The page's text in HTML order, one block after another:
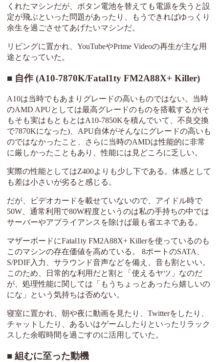
くれたマシンだが、ボタン電池を替えても電源を失うと設
定が飛ぶといった問題があったり、もうできればゆっくり
余生を過ごさせてあげたいマシンだ。
リビングに置かれ、YouTubeやPrime Videoの再生が主な用
途となっていた。
自作 (A10-7870K/Fatal1ty FM2A88X+ Killer)
A10は当時でもあまりグレードの高いものではない。当時
のAMD APUとしては最高グレードのものを搭載するが(そ
もそも実はもともとはA10-7850Kを積んでいて、不良交換
で7870Kになった)、APU自体がそんなにグレードの高いも
のではなかったこと、さらに当時のAMDは性能的に非常
に厳しかったこともあり、性能には見どころに乏しい。
実際の性能としてはZ400よりも少し下である。体感として
も差は小さいが劣ると感じる。
だが、ビデオカードを載せていないので、アイドル時で
50W、通常利用で80W程度というのは私の手持ちの中では
サーバーやアプライアンスを除けば最も省エネである。
マザーボードにFatal1ty FM2A88X+ Killerを使っているのも
このマシンの存在価値を高めている。 8ポートのSATA、
S/PDIF入力、サラウンド音声などを備え、音も割といい。
このため、日常的な利用だと割と「使えるヤツ」なのだ
が、処理性能に関しては「もうちょっとあったら嬉しいの
にな」という気持ちは否めない。
寝室に置かれ、朝や夜に動画を見たり、Twitterをしたり、
チャットしたり、あるいはゲームしたりといったリラック
スした余暇時間を過ごすのに活用していた。
組むに至った動機